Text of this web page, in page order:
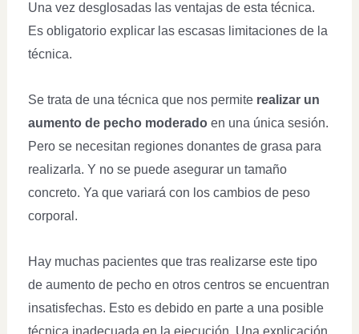
Una vez desglosadas las ventajas de esta técnica.
Es obligatorio explicar las escasas limitaciones de la
técnica.
Se trata de una técnica que nos permite realizar un
aumento de pecho moderadoen una única sesión.
Pero se necesitan regiones donantes de grasa para
realizarla. Y no se puede asegurar un tamaño
concreto. Ya que variará con los cambios de peso
corporal.
Hay muchas pacientes que tras realizarse este tipo
de aumento de pecho en otros centros se encuentran
insatisfechas. Esto es debido en parte a una posible
técnica inadecuada en la ejecución. Una explicación